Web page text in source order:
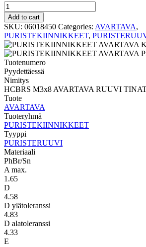
PURISTERUUVI
AVARTAVA
HCBRS
M3x8
AVARTAVA
RUUVI
TINATTU
quantity
Add to cart
SKU: 06018450 Categories: AVARTAVA,
PURISTEKIINNIKKEET,
Tuotenumero
Pyydettäessä
Nimitys
HCBRS M3x8 AVARTAVA RUUVI
Tuote
AVARTAVA
Tuoteryhmä
PURISTEKIINNIKKEET
Tyyppi
PURISTERUUVI
Materiaali
PhBr/Sn
A max.
1.65
D
4.58
D ylätoleranssi
4.83
D alatoleranssi
4.33
E